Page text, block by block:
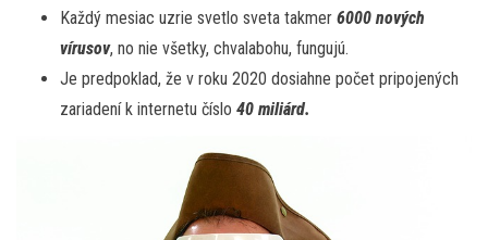
Každý mesiac uzrie svetlo sveta takmer 6000 nových
vírusov, no nie všetky, chvalabohu, fungujú.
Je predpoklad, že v roku 2020 dosiahne počet pripojených
zariadení k internetu číslo 40 miliárd.